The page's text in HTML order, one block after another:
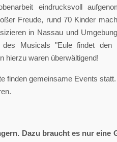
eindrucksvoll
Freude, rund 70 Kinder
in Nassau und
Musicals "Eule findet den
hierzu waren überwältigend!
finden gemeinsame Events
Dazu braucht es nur eine